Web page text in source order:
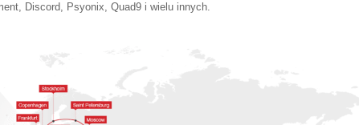
Discord, Psyonix, Quad9 i wielu innych.